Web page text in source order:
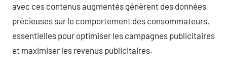
avec ces contenus augmentés génèrent des données
précieuses sur le comportement des consommateurs,
essentielles pour optimiser les campagnes publicitaires
et maximiser les revenus publicitaires.